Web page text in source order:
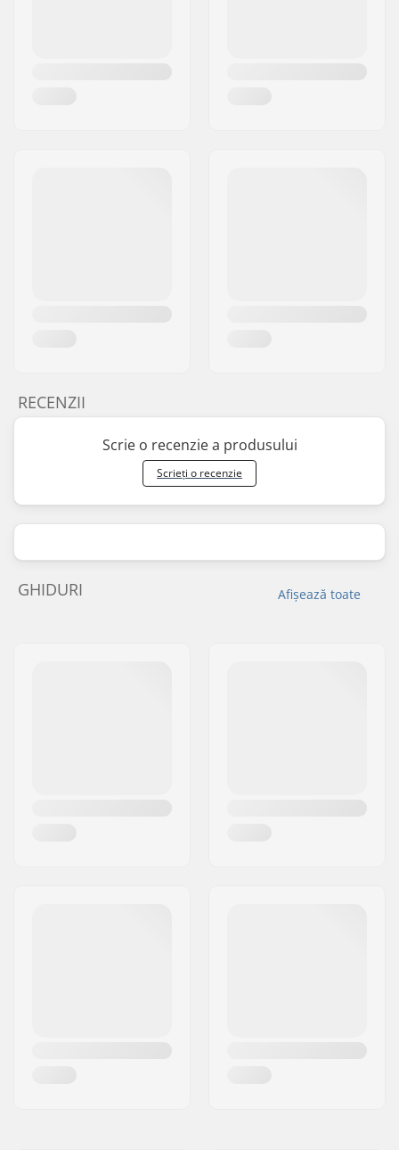
RECENZII
Scrie o recenzie a produsului
Scrieți o recenzie
Afișează toate
GHIDURI